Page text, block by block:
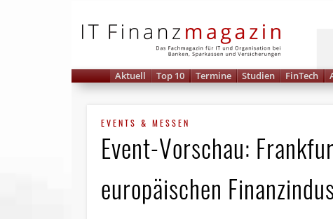
Aktuell Top 10 Termine Studien FinTech
EVENTS & MESSEN
Event-Vorschau:
europäischen